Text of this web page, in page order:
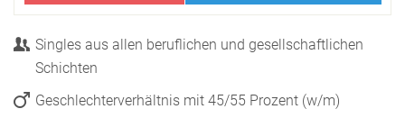
Singles aus allen beruflichen und gesellschaftlichen
Schichten
Geschlechterverhältnis mit 45/55 Prozent (w/m)